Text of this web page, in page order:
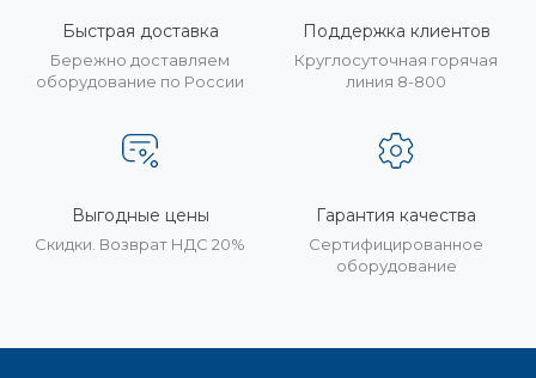
Быстрая доставка
Бережно доставляем
оборудование по России
Поддержка клиентов
Круглосуточная горячая
линия 8-800
Выгодные цены
Скидки. Возврат НДС 20%
Гарантия качества
Сертифицированное
оборудование